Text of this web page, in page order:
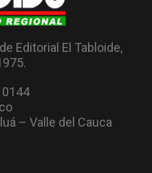
Editorial El Tabloide,
– Valle del Cauca